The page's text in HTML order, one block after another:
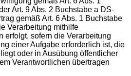
Art. 9 Abs. 2 Buchstabe a DS-
gemäß Art. 6 Abs. 1 Buchstabe
Verarbeitung mithilfe
erfolgt, sofern die Verarbeitung
einer Aufgabe erforderlich ist, die
oder in Ausübung öffentlicher
Verantwortlichen übertragen